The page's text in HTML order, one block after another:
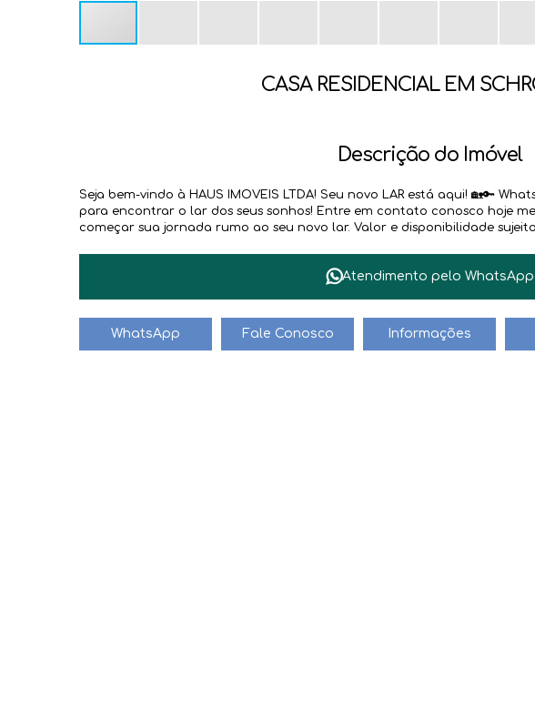
CASA RESIDENCIAL EM
Descrição do Imóvel
Seja bem-vindo à HAUS IMOVEIS LTDA! Seu novo LAR está aqui! 🏡🔑
para encontrar o lar dos seus sonhos! Entre em contato conosco hoje
começar sua jornada rumo ao seu novo lar. Valor e disponibilidade
Atendimento pelo WhatsApp
WhatsApp Fale Conosco Informações